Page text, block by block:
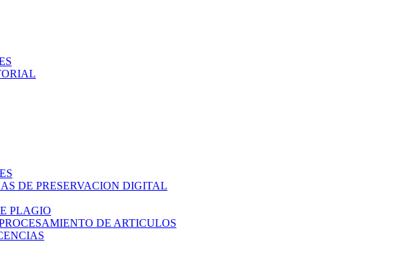
DE PRESERVACION DIGITAL
PLAGIO
DE ARTICULOS